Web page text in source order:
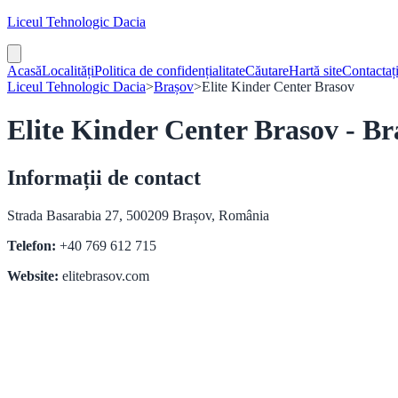
Liceul Tehnologic Dacia
AcasăLocalitățiPolitica de confidențialitateCăutareHartă site
Liceul Tehnologic Dacia>Brașov>Elite Kinder Center Brasov
Elite Kinder Center Brasov -
Informații de contact
Strada Basarabia 27, 500209 Brașov, România
Telefon: +40 769 612 715
Website: elitebrasov.com